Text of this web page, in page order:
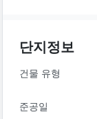
단지정보
건물 유형
준공일